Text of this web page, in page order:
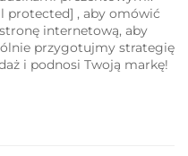
protected] , aby omówić
internetową, aby
przygotujmy strategię
i podnosi Twoją markę!